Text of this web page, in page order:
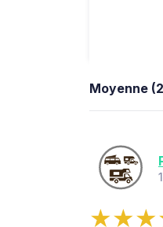
Moyenne